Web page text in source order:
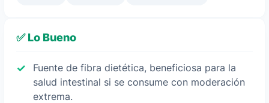
✅ Lo Bueno
Fuente de fibra dietética, beneficiosa para la
salud intestinal si se consume con moderación
extrema.